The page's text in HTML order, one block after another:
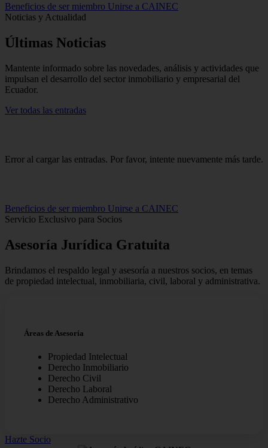
Beneficios de ser miembro Unirse a CAINEC
Noticias y Actualidad
Últimas Noticias
Mantente informado sobre las novedades, análisis y actividades que
impulsan el desarrollo del sector inmobiliario y empresarial del
Ecuador.
Ver todas las entradas
Error al cargar las entradas. Por favor, intente nuevamente más tarde.
Beneficios de ser miembro Unirse a CAINEC
Servicio Exclusivo para Socios
Asesoría Jurídica Gratuita
Brindamos el respaldo legal y asesoría a nuestros socios, en temas
de propiedad intelectual, inmobiliaria, civil, laboral y administrativa.
Áreas de Asesoría
Propiedad Intelectual
Derecho Inmobiliario
Derecho Civil
Derecho Laboral
Derecho Administrativo
Hazte Socio